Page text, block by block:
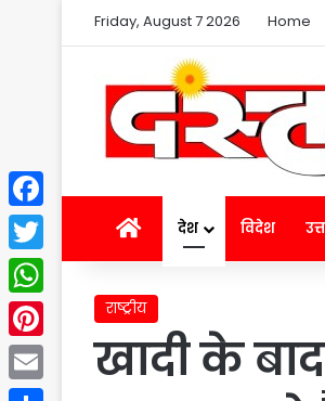
Friday, August 7 2026 Home
Homeदेश विदेश
राष्ट्रीय
खादी के
Facebook
Twitter
WhatsApp
Pinterest
Email